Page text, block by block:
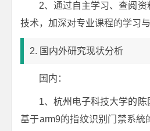
2、通过自主学习、查阅资
技术，加深对专业课程的学习与
2. 国内外研究现状分析
国内：
1、杭州电子科技大学的
基于arm9的指纹识别门禁系統